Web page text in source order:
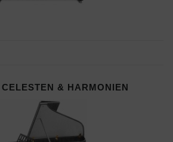
& HARMONIEN